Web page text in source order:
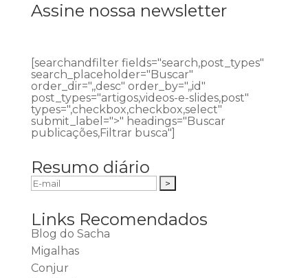
Assine nossa newsletter
[searchandfilter fields="search,post_types"
search_placeholder="Buscar"
order_dir=",,desc" order_by=",,id"
post_types="artigos,videos-e-slides,post"
types=",checkbox,checkbox,select"
submit_label=">" headings="Buscar
publicações,Filtrar busca"]
Resumo diário
Links Recomendados
Blog do Sacha
Migalhas
Conjur